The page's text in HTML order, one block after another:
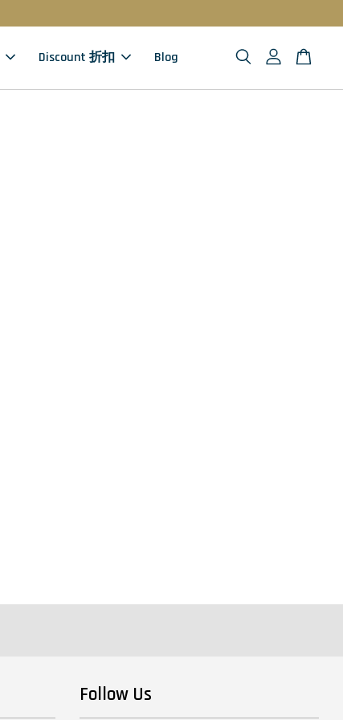
Discount 折扣 Blog
Follow Us